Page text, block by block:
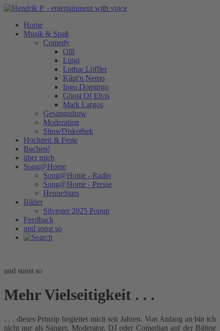
Home
Musik & Spaß
Comedy
Olli
Luigi
Lothar Löffler
Käpt'n Nemo
Ingo Domingo
Ghost Of Elvis
Mark Largos
Gesangsshow
Moderation
ShowDiskothek
Hochzeit & Feste
Buchen!
über mich
Song@Home
Song@Home - Radio
Song@Home - Presse
HenneStars
Bilder
Silvester 2025 Popup
Feedback
und sonst so
und sonst so
Mehr Vielseitigkeit . . .
. . . dieses Prinzip begleitet mich seit Jahren. Von Anfang an bin ich
nicht nur als Sänger, Moderator, DJ oder Comedian auf der Bühne